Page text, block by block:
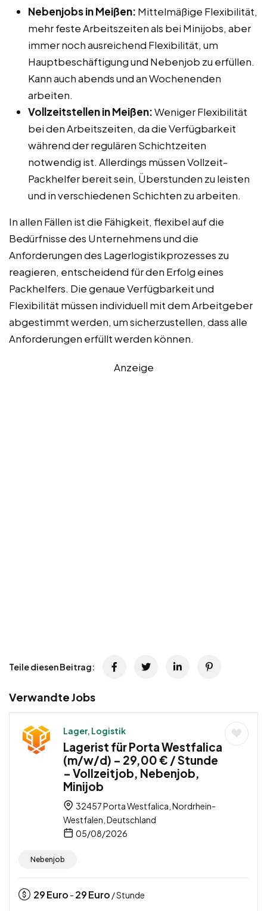
Nebenjobs in Meißen: Mittelmäßige Flexibilität,
mehr feste Arbeitszeiten als bei Minijobs, aber
immer noch ausreichend Flexibilität, um
Hauptbeschäftigung und Nebenjob zu erfüllen.
Kann auch abends und an Wochenenden
arbeiten.
Vollzeitstellen in Meißen:Weniger Flexibilität
bei den Arbeitszeiten, da die Verfügbarkeit
während der regulären Schichtzeiten
notwendig ist. Allerdings müssen Vollzeit-
Packhelfer bereit sein, Überstunden zu leisten
und in verschiedenen Schichten zu arbeiten.
In allen Fällen ist die Fähigkeit, flexibel auf die
Bedürfnisse des Unternehmens und die
Anforderungen des Lagerlogistikprozesses zu
reagieren, entscheidend für den Erfolg eines
Packhelfers. Die genaue Verfügbarkeit und
Flexibilität müssen individuell mit dem Arbeitgeber
abgestimmt werden, um sicherzustellen, dass alle
Anforderungen erfüllt werden können.
Anzeige
Teile diesen Beitrag:
Verwandte Jobs
Lager, Logistik
Lagerist für Porta Westfalica
(m/w/d) – 29,00 € / Stunde
– Vollzeitjob, Nebenjob,
Minijob
32457 Porta Westfalica, Nordrhein-
Westfalen, Deutschland
05/08/2026
Nebenjob
29Euro - 29Euro / Stunde